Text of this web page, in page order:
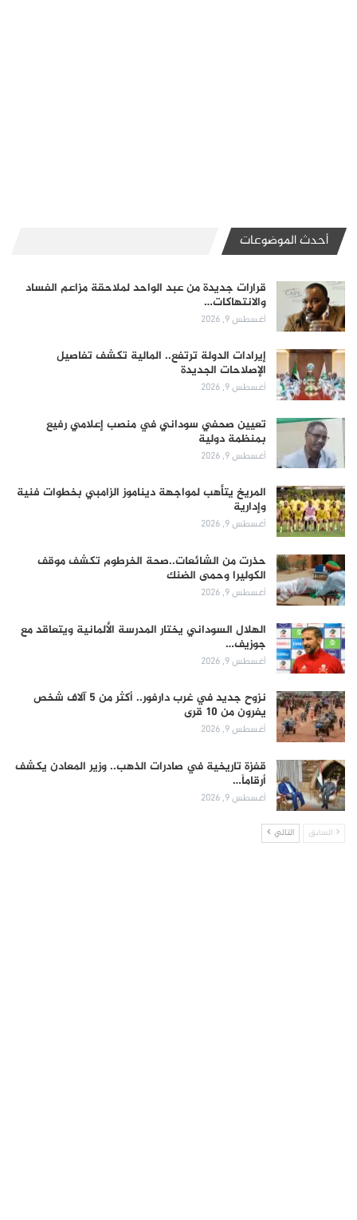
أحدث الموضوعات
قرارات جديدة من عبد الواحد لملاحقة مزاعم الفساد
والانتهاكات…
أغسطس 9, 2026
إيرادات الدولة ترتفع.. المالية تكشف تفاصيل
الإصلاحات الجديدة
أغسطس 9, 2026
تعيين صحفي سوداني في منصب إعلامي رفيع
بمنظمة دولية
أغسطس 9, 2026
المريخ يتأهب لمواجهة ديناموز الزامبي بخطوات فنية
وإدارية
أغسطس 9, 2026
حذرت من الشائعات..صحة الخرطوم تكشف موقف
الكوليرا وحمى الضنك
أغسطس 9, 2026
الهلال السوداني يختار المدرسة الألمانية ويتعاقد مع
جوزيف…
أغسطس 9, 2026
نزوح جديد في غرب دارفور.. أكثر من 5 آلاف شخص
يفرون من 10 قرى
أغسطس 9, 2026
قفزة تاريخية في صادرات الذهب.. وزير المعادن يكشف
أرقاماً…
أغسطس 9, 2026
السابق التالي